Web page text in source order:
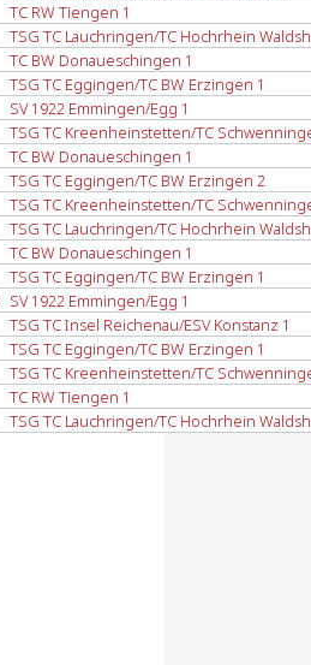
TC RW Tiengen 1
TSG TC Lauchringen/TC Hochrhein
TC BW Donaueschingen 1
TSG TC Eggingen/TC BW Erzingen 1
SV 1922 Emmingen/Egg 1
TSG TC Kreenheinstetten/TC
TC BW Donaueschingen 1
TSG TC Eggingen/TC BW Erzingen 2
TSG TC Kreenheinstetten/TC
TSG TC Lauchringen/TC Hochrhein
TC BW Donaueschingen 1
TSG TC Eggingen/TC BW Erzingen 1
SV 1922 Emmingen/Egg 1
TSG TC Insel Reichenau/ESV Konstanz 1
TSG TC Eggingen/TC BW Erzingen 1
TSG TC Kreenheinstetten/TC
TC RW Tiengen 1
TSG TC Lauchringen/TC Hochrhein